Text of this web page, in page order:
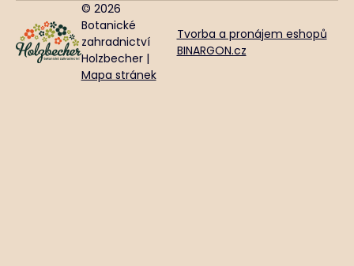
© 2026
Botanické
zahradnictví
Holzbecher |
Mapa stránek
Tvorba a pronájem eshopů
BINARGON.cz